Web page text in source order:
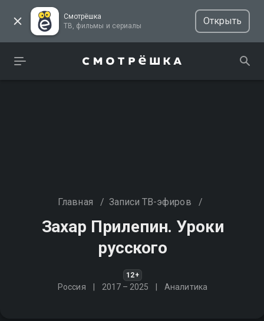
Смотрёшка
ТВ, фильмы и сериалы
Открыть
Главная / Записи ТВ-эфиров /
Захар Прилепин. Уроки
русского
12+
Россия 2017 – 2025 Аналитика